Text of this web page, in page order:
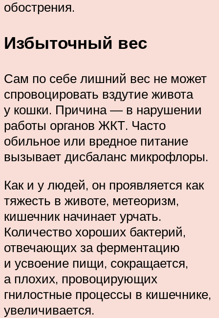
обострения.
Избыточный вес
Сам по себе лишний вес не может
спровоцировать вздутие живота
у кошки. Причина — в нарушении
работы органов ЖКТ. Часто
обильное или вредное питание
вызывает дисбаланс микрофлоры.
Как и у людей, он проявляется как
тяжесть в животе, метеоризм,
кишечник начинает урчать.
Количество хороших бактерий,
отвечающих за ферментацию
и усвоение пищи, сокращается,
а плохих, провоцирующих
гнилостные процессы в кишечнике,
увеличивается.